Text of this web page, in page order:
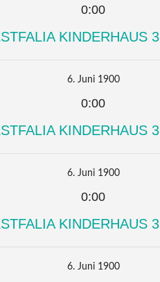
0:00
KINDERHAUS 3
6. Juni 1900
0:00
KINDERHAUS 3
6. Juni 1900
0:00
KINDERHAUS 3
6. Juni 1900